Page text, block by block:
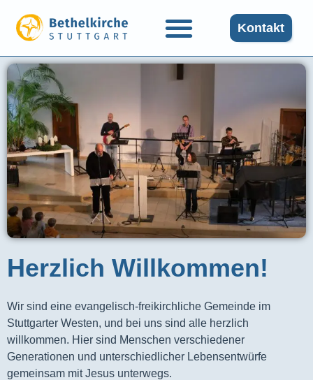
Kontakt
Herzlich Willkommen!
Wir sind eine evangelisch-freikirchliche Gemeinde im
Stuttgarter Westen, und bei uns sind alle herzlich
willkommen. Hier sind Menschen verschiedener
Generationen und unterschiedlicher Lebensentwürfe
gemeinsam mit Jesus unterwegs.